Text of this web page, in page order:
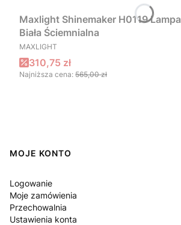
Maxlight Shinemaker H0119 Lampa Wpuszczana
Biała Ściemnialna
PRODUCENT
MAXLIGHT
Cena promocyjna
310,75 zł
Najniższa cena: 565,00 zł
Linki w stopce
MOJE KONTO
Logowanie
Moje zamówienia
Przechowalnia
Ustawienia konta